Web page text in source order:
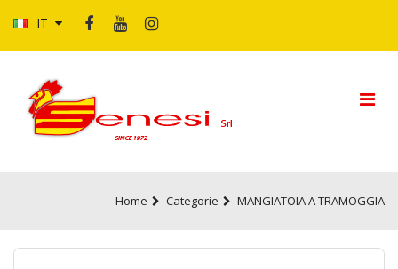
IT
Home Categorie MANGIATOIA A TRAMOGGIA